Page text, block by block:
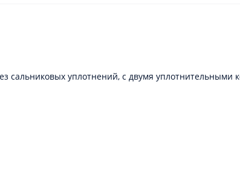
уплотнений, с двумя